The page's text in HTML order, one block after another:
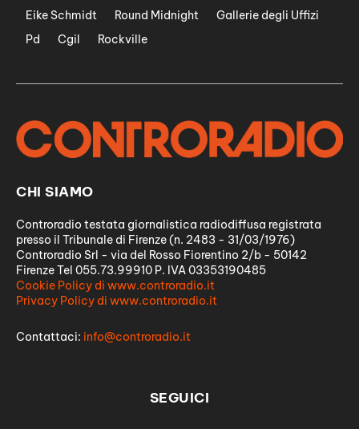
Eike Schmidt
Round Midnight
Gallerie degli Uffizi
Pd
Cgil Rockville
CHI SIAMO
Controradio testata giornalistica radiodiffusa registrata
presso il Tribunale di Firenze (n. 2483 - 31/03/1976)
Controradio Srl - via del Rosso Fiorentino 2/b - 50142
Firenze Tel 055.73.99910 P. IVA 03353190485
Cookie Policy di www.controradio.it
Privacy Policy di www.controradio.it
Contattaci: info@controradio.it
SEGUICI